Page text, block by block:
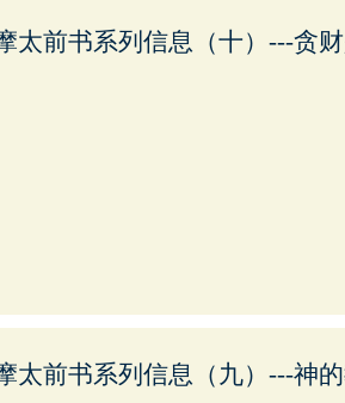
太前书系列信息（十）---贪
太前书系列信息（九）---神